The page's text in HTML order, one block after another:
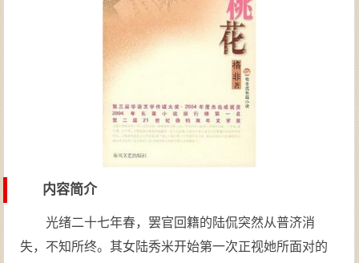
内容简介
光绪二十七年春，罢官回籍的陆侃突然从普济消
失，不知所终。其女陆秀米开始第一次正视她所面对的